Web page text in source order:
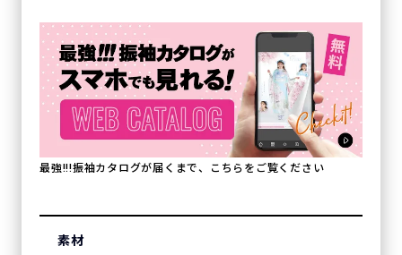
最強!!!振袖カタログが届くまで、こちらをご覧ください
素材